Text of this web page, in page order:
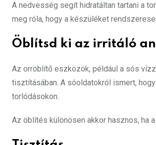
A nedvesség segít hidratáltan tartani a
meg róla, hogy a készüléket
Öblítsd ki az irritáló
Az orröblítő eszközök, például a sós
tisztításában. A sóoldatokról ismert,
torlódásokon.
Az öblítés különösen akkor hasznos, ha